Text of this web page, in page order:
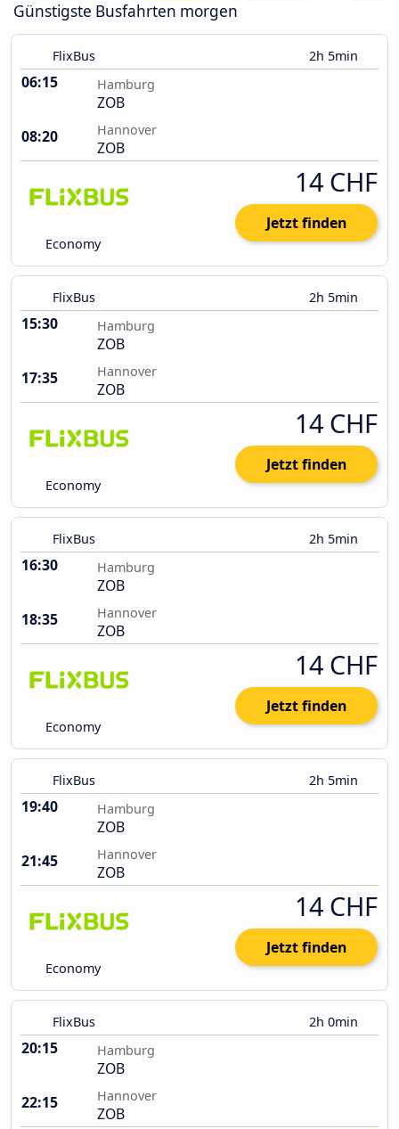
Günstigste Busfahrten morgen
FlixBus 2h 5min
06:15 Hamburg
ZOB
08:20
Hannover
ZOB
Economy
14 CHF
Jetzt finden
FlixBus 2h 5min
15:30 Hamburg
ZOB
17:35
Hannover
ZOB
Economy
14 CHF
Jetzt finden
FlixBus 2h 5min
16:30 Hamburg
ZOB
18:35
Hannover
ZOB
Economy
14 CHF
Jetzt finden
FlixBus 2h 5min
19:40 Hamburg
ZOB
21:45
Hannover
ZOB
Economy
14 CHF
Jetzt finden
FlixBus 2h 0min
20:15 Hamburg
ZOB
22:15
Hannover
ZOB